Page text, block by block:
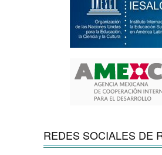
REDES SOCIALES DE